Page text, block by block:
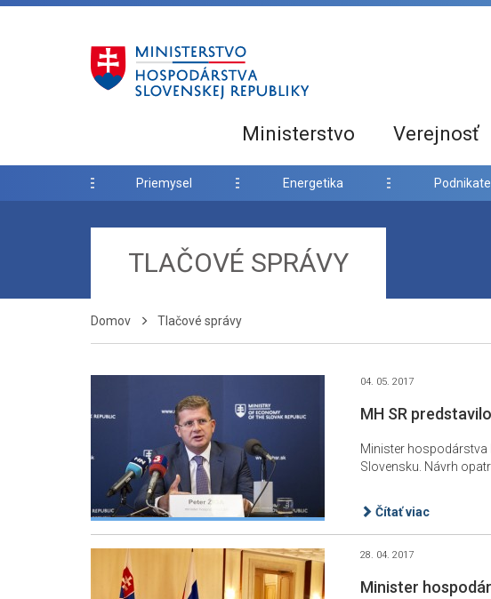
Ministerstvo Verejnosť
Priemysel Energetika
TLAČOVÉ SPRÁVY
Domov Tlačové správy
04. 05. 2017
MH SR
Minister hospodárstva
Slovensku. Návrh
Čítať viac
28. 04. 2017
Minister